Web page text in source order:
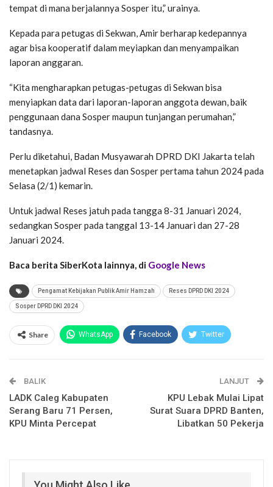
tempat di mana berjalannya Sosper itu,” urainya.
Kepada para petugas di Sekwan, Amir berharap kedepannya
agar bisa kooperatif dalam meyiapkan dan menyampaikan
laporan anggaran.
“Kita mengharapkan petugas-petugas di Sekwan bisa
menyiapkan data dari laporan-laporan anggota dewan, baik
penggunaan dana Sosper maupun tunjangan perumahan,”
tandasnya.
Perlu diketahui, Badan Musyawarah DPRD DKI Jakarta telah
menetapkan jadwal Reses dan Sosper pertama tahun 2024 pada
Selasa (2/1) kemarin.
Untuk jadwal Reses jatuh pada tangga 8-31 Januari 2024,
sedangkan Sosper pada tanggal 13-14 Januari dan 27-28
Januari 2024.
Baca berita SiberKota lainnya, di Google News
Pengamat Kebijakan Publik Amir Hamzah Reses DPRD DKI 2024
Sosper DPRD DKI 2024
Share WhatsApp Facebook Twitter
Telegram
BALIK
LADK Caleg Kabupaten
Serang Baru 71 Persen,
KPU Minta Percepat
LANJUT
KPU Lebak Mulai Lipat
Surat Suara DPRD Banten,
Libatkan 50 Pekerja